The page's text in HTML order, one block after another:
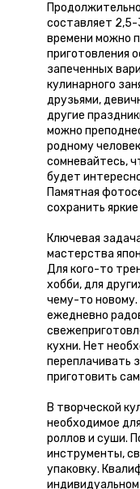
составляет 2,5-
времени можно
приготовления
запеченных
кулинарного
друзьями,
другие
можно
родному
сомневайтесь,
будет
Памятная
сохранить
Ключевая
мастерства
Для кого-то
хобби, для
чему-то
ежедневно
кухни. Нет
переплачивать
приготовить
В творческой
необходимое
роллов и суши.
инструменты,
упаковку.